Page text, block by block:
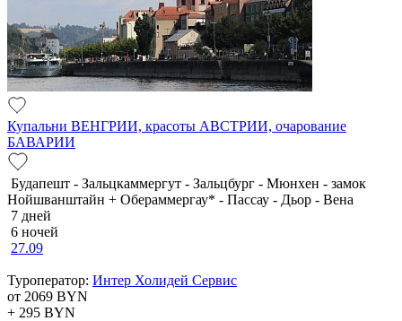
Купальни ВЕНГРИИ, красоты АВСТРИИ, очарование
БАВАРИИ
Будапешт - Зальцкаммергут - Зальцбург - Мюнхен - замок
Нойшванштайн + Обераммергау* - Пассау - Дьор - Вена
7 дней
6 ночей
27.09
Туроператор: Интер Холидей Сервис
от 2069 BYN
+ 295 BYN